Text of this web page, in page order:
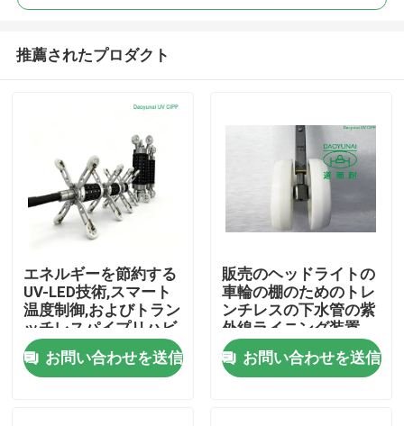
家
推薦されたプロダクト
エネルギーを節約する
UV-LED技術,スマート
温度制御,およびトラン
ッチレスパイプリハビ
リのためのダブルレン
ジの汎用性
お問い合わせを送信
販売のヘッドライトの
車輪の棚のためのトレ
ンチレスの下水管の紫
外線ライニング装置
お問い合わせを送信